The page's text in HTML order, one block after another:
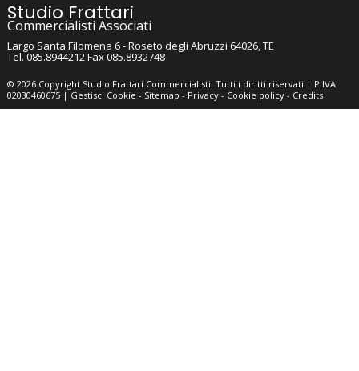
Studio Frattari
Commercialisti Associati
Largo Santa Filomena 6 -Roseto degli Abruzzi 64026,TE
Tel.085.8944212Fax085.8932748
© 2026 Copyright Studio Frattari Commercialisti. Tutti i diritti riservati | P.IVA
02030460675 | Gestisci Cookie - Sitemap - Privacy- Cookie policy- Credits